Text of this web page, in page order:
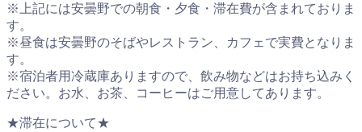
※上記には安曇野での朝食・夕食・滞在費が含まれておりま
す。
※昼食は安曇野のそばやレストラン、カフェで実費となりま
す。
※宿泊者用冷蔵庫ありますので、飲み物などはお持ち込みく
ださい。お水、お茶、コーヒーはご用意してあります。
★滞在について★